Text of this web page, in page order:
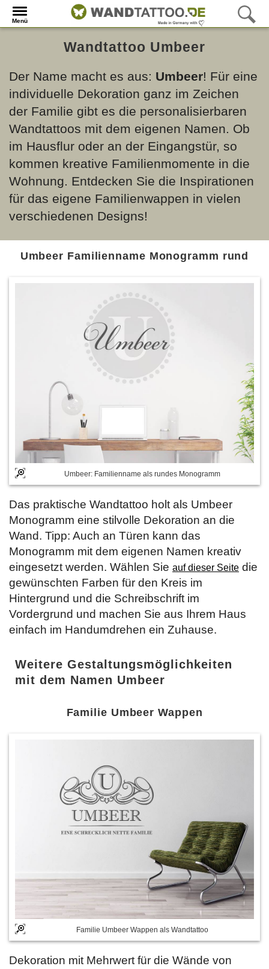
Menü
Wandtattoo Umbeer
Der Name macht es aus: Umbeer! Für eine
individuelle Dekoration ganz im Zeichen
der Familie gibt es die personalisierbaren
Wandtattoos mit dem eigenen Namen. Ob
im Hausflur oder an der Eingangstür, so
kommen kreative Familienmomente in die
Wohnung. Entdecken Sie die Inspirationen
für das eigene Familienwappen in vielen
verschiedenen Designs!
Umbeer Familienname Monogramm rund
Umbeer: Familienname als rundes Monogramm
Das praktische Wandtattoo holt als Umbeer
Monogramm eine stilvolle Dekoration an die
Wand. Tipp: Auch an Türen kann das
Monogramm mit dem eigenen Namen kreativ
eingesetzt werden. Wählen Sie auf dieser Seite die
gewünschten Farben für den Kreis im
Hintergrund und die Schreibschrift im
Vordergrund und machen Sie aus Ihrem Haus
einfach im Handumdrehen ein Zuhause.
Weitere Gestaltungsmöglichkeiten
mit dem Namen Umbeer
Familie Umbeer Wappen
Familie Umbeer Wappen als Wandtattoo
Dekoration mit Mehrwert für die Wände von